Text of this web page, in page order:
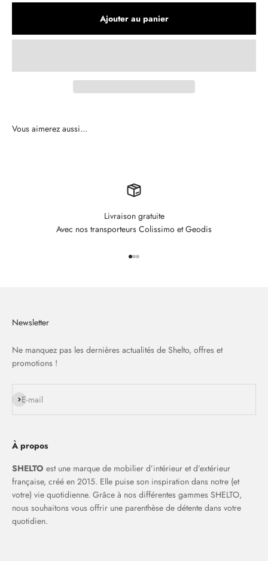
Ajouter au panier
Livraison gratuite
Avec nos transporteurs Colissimo et Geodis
Newsletter
Ne manquez pas les dernières actualités de Shelto, offres et
promotions !
E-mail
S'inscrire
À propos
SHELTO est une marque de mobilier d’intérieur et d’extérieur
française, créé en 2015. Elle puise son inspiration dans notre (et
votre) vie quotidienne. Grâce à nos différentes gammes SHELTO,
nous souhaitons vous offrir une parenthèse de détente dans votre
quotidien.